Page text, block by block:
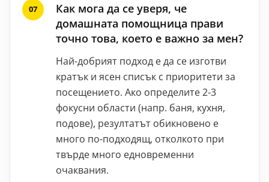
Как мога да се уверя, че
домашната помощница прави
точно това, което е важно за мен?
Най-добрият подход е да се изготви
кратък и ясен списък с приоритети за
посещението. Ако определите 2-3
фокусни области (напр. баня, кухня,
подове), резултатът обикновено е
много по-подходящ, отколкото при
твърде много едновременни
очаквания.